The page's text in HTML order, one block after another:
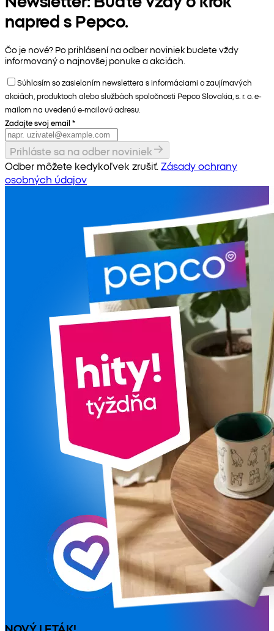
napred s Pepco.
Čo je nové? Po prihlásení na odber noviniek budete vždy
informovaný o najnovšej ponuke a akciách.
Súhlasím so zasielaním newslettera s informáciami o zaujímavých
akciách, produktoch alebo službách spoločnosti Pepco Slovakia, s. r. o. e-
mailom na uvedenú e-mailovú adresu.
Zadajte svoj email *
Prihláste sa na odber noviniek
Odber môžete kedykoľvek zrušiť. Zásady ochrany
osobných údajov